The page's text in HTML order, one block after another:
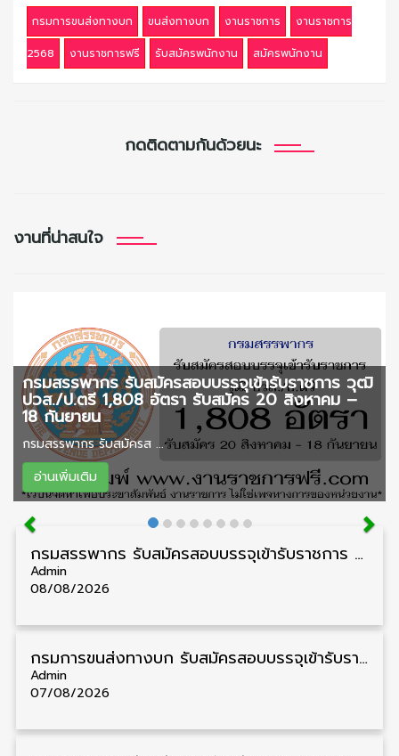
กรมการขนส่งทางบก ขนส่งทางบก งานราชการ
งานราชการ
2568
งานราชการฟรี รับสมัครพนักงาน สมัครพนักงาน
กดติดตามกันด้วยนะ
งานที่น่าสนใจ
กรมสรรพากร รับสมัครสอบบรรจุเข้ารับราชการ วุฒิ
ปวส./ป.ตรี 1,808 อัตรา รับสมัคร 20 สิงหาคม –
18 กันยายน
กรมสรรพากร รับสมัครส ...
อ่านเพิ่มเติม
กรมสรรพากร รับสมัครสอบบรรจุเข้ารับราชการ วุฒิ ปวส./ป.ตรี 1,808 อัตรา รับสมัคร 20 สิงหาคม – 18 กันยายน
Admin
08/08/2026
กรมการขนส่งทางบก รับสมัครสอบบรรจุเข้ารับราชการ วุฒิ ปวส. 24 อัตรา รับสมัคร 18 สิงหาคม – 7 กันยายน
Admin
07/08/2026